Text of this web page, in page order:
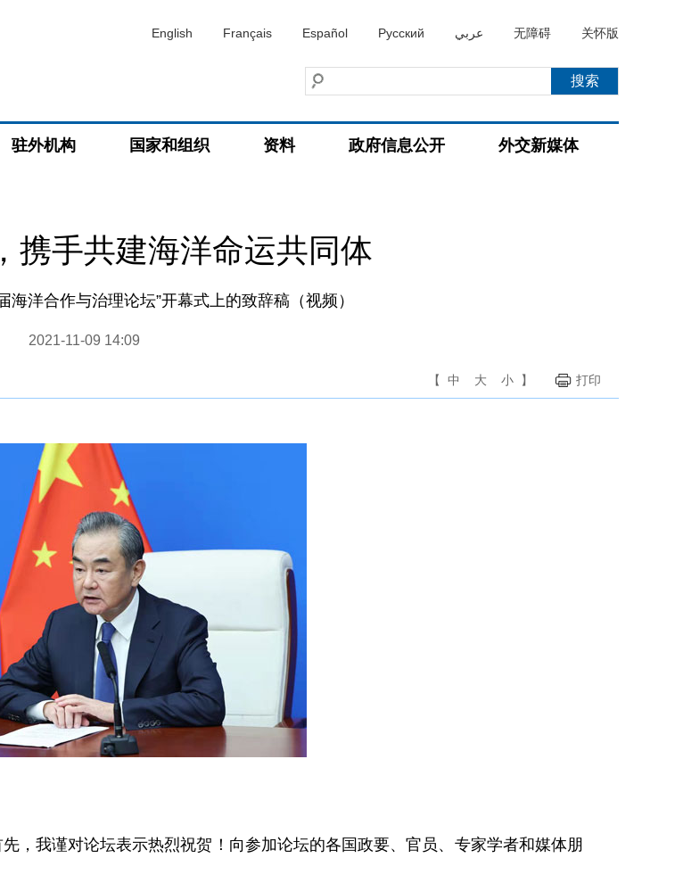
English Français Español Русский عربي 无障碍 关怀版
驻外机构 国家和组织 资料 政府信息公开 外交新媒体
携手共建海洋命运共同体
洋合作与治理论坛”开幕式上的致辞稿（视频）
2021-11-09 14:09
【 中 大 小 】 打印
我谨对论坛表示热烈祝贺！向参加论坛的各国政要、官员、专家学者和媒体朋